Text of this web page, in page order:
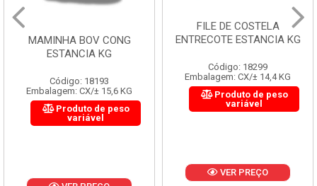
MAMINHA BOV CONG
ESTANCIA KG
Código: 18193
Embalagem: CX/± 15,6 KG
Produto de peso
variável
FILE DE COSTELA
ENTRECOTE ESTANCIA KG
Código: 18299
Embalagem: CX/± 14,4 KG
Produto de peso
variável
VER PREÇO